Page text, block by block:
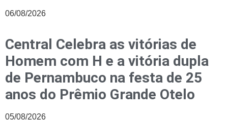
06/08/2026
Central Celebra as vitórias de
Homem com H e a vitória dupla
de Pernambuco na festa de 25
anos do Prêmio Grande Otelo
05/08/2026